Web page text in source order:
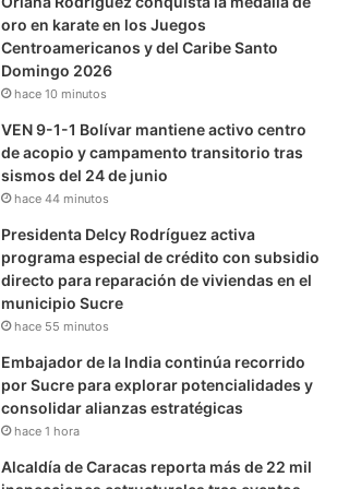
r
e
r
a
a
m
oro en karate en los Juegos
Centroamericanos y del Caribe Santo
Domingo 2026
hace 10 minutos
VEN 9-1-1 Bolívar mantiene activo centro
de acopio y campamento transitorio tras
sismos del 24 de junio
hace 44 minutos
Presidenta Delcy Rodríguez activa
programa especial de crédito con subsidio
directo para reparación de viviendas en el
municipio Sucre
hace 55 minutos
Embajador de la India continúa recorrido
por Sucre para explorar potencialidades y
consolidar alianzas estratégicas
hace 1 hora
Alcaldía de Caracas reporta más de 22 mil